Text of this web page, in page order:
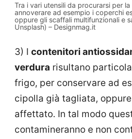
Tra i vari utensili da procurarsi per
annoverare ad esempio i coperchi
oppure gli scaffali multifunzionali e
Unsplash) – Designmag.it
3) I contenitori
verdura risultano
frigo, per conservare ad
cipolla già tagliata,
affettato. In tal modo
contamineranno e non